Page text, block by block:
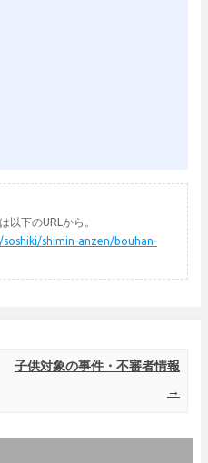
以下のURLから。
shimin-anzen/bouhan-
子供対象の事件・不審者情報
→